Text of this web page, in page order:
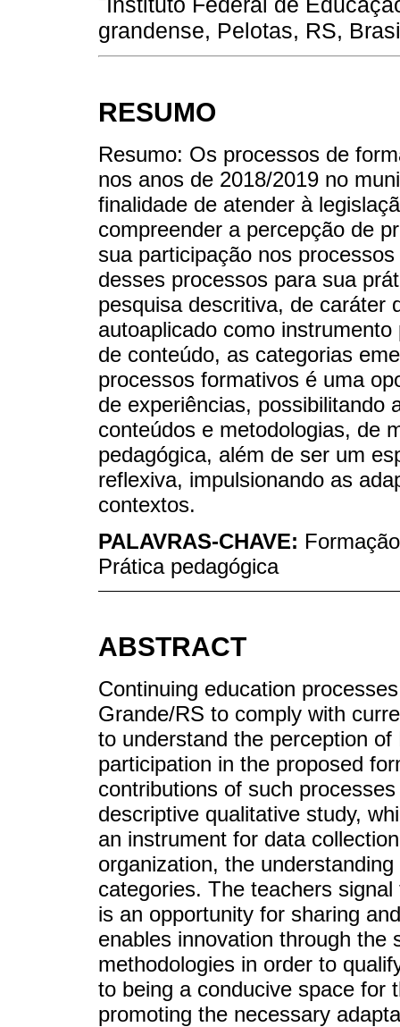
grandense, Pelotas, RS,
RESUMO
Resumo: Os processos de
nos anos de 2018/2019 no
finalidade de atender à
compreender a percepção de
sua participação nos
desses processos para sua
pesquisa descritiva, de caráter
autoaplicado como
de conteúdo, as categorias
processos formativos é uma
de experiências, possibilitando
conteúdos e metodologias, de
pedagógica, além de ser um
reflexiva, impulsionando as
contextos.
PALAVRAS-CHAVE:
Prática pedagógica
ABSTRACT
Continuing education
Grande/RS to comply with
to understand the perception
participation in the proposed
contributions of such
descriptive qualitative study,
an instrument for data
organization, the
categories. The teachers
is an opportunity for sharing
enables innovation through the
methodologies in order to
to being a conducive space for
promoting the necessary